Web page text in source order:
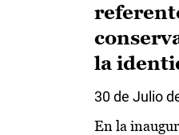
la
30 de Julio
En la